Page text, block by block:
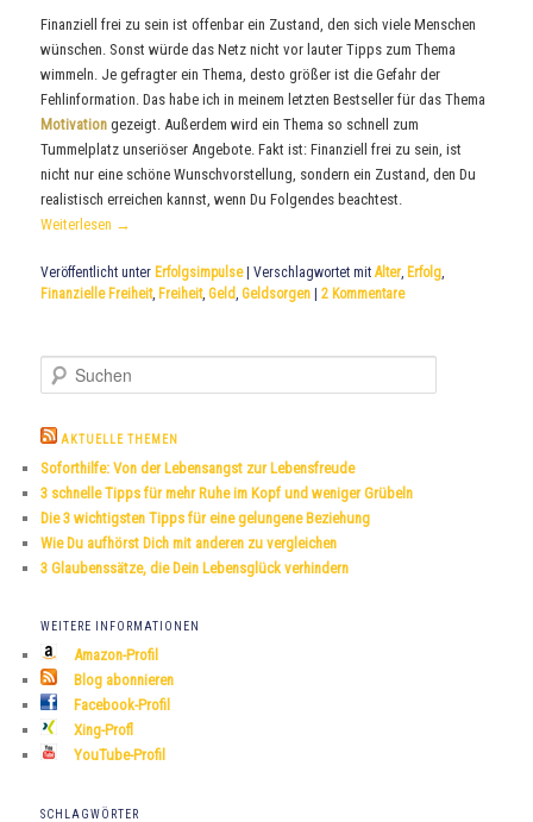
Finanziell frei zu sein ist offenbar ein Zustand, den sich viele Menschen
wünschen. Sonst würde das Netz nicht vor lauter Tipps zum Thema
wimmeln. Je gefragter ein Thema, desto größer ist die Gefahr der
Fehlinformation. Das habe ich in meinem letzten Bestseller für das Thema
Motivation gezeigt. Außerdem wird ein Thema so schnell zum
Tummelplatz unseriöser Angebote. Fakt ist: Finanziell frei zu sein, ist
nicht nur eine schöne Wunschvorstellung, sondern ein Zustand, den Du
realistisch erreichen kannst, wenn Du Folgendes beachtest.
Weiterlesen →
Veröffentlicht unter Erfolgsimpulse |Verschlagwortet mit Alter, Erfolg,
Finanzielle Freiheit, Freiheit,Geld,Geldsorgen |2 Kommentare
h
n
AKTUELLE THEMEN
Soforthilfe: Von der Lebensangst zur Lebensfreude
3 schnelle Tipps für mehr Ruhe im Kopf und weniger Grübeln
Die 3 wichtigsten Tipps für eine gelungene Beziehung
Wie Du aufhörst Dich mit anderen zu vergleichen
3 Glaubenssätze, die Dein Lebensglück verhindern
WEITERE INFORMATIONEN
Amazon-Profil
Blog abonnieren
Facebook-Profil
Xing-Profl
YouTube-Profil
SCHLAGWÖRTER